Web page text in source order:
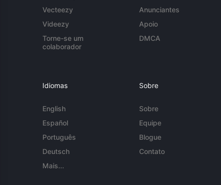
Vecteezy
Videezy
Torne-se um
colaborador
Anunciantes
Apoio
DMCA
Idiomas
English
Español
Português
Deutsch
Mais...
Sobre
Sobre
Equipe
Blogue
Contato